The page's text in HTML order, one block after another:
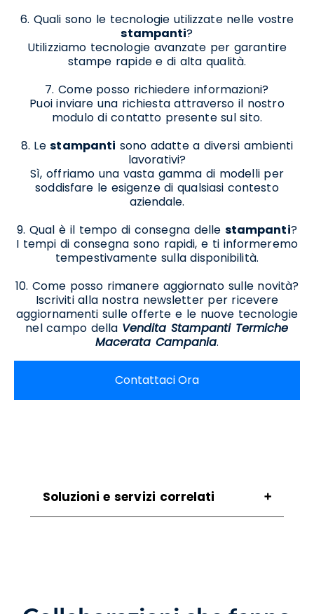
6. Quali sono le tecnologie utilizzate nelle vostre
stampanti?
Utilizziamo tecnologie avanzate per garantire
stampe rapide e di alta qualità.
7. Come posso richiedere informazioni?
Puoi inviare una richiesta attraverso il nostro
modulo di contatto presente sul sito.
8. Lestampanti sono adatte a diversi ambienti
lavorativi?
Sì, offriamo una vasta gamma di modelli per
soddisfare le esigenze di qualsiasi contesto
aziendale.
9. Qual è il tempo di consegna delle stampanti?
I tempi di consegna sono rapidi, e ti informeremo
tempestivamente sulla disponibilità.
10. Come posso rimanere aggiornato sulle novità?
Iscriviti alla nostra newsletter per ricevere
aggiornamenti sulle offerte e le nuove tecnologie
nel campo della Vendita Stampanti Termiche
Macerata Campania.
Contattaci Ora
Soluzioni e servizi correlati
Noleggio Stampanti Macerata Campania